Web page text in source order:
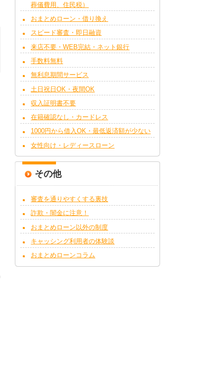
葬儀費用、住民税）
おまとめローン・借り換え
スピード審査・即日融資
来店不要・WEB完結・ネット銀行
手数料無料
無利息期間サービス
土日祝日OK・夜間OK
収入証明書不要
在籍確認なし・カードレス
1000円から借入OK・最低返済額が少ない
女性向け・レディースローン
その他
審査を通りやすくする裏技
詐欺・闇金に注意！
おまとめローン以外の制度
キャッシング利用者の体験談
おまとめローンコラム